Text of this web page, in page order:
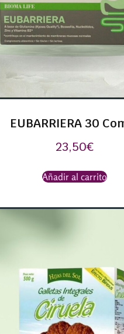
EUBARRIERA 30
23,50€
Añadir al carrito